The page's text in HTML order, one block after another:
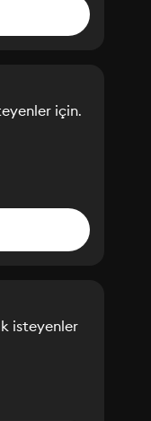
için.
isteyenler